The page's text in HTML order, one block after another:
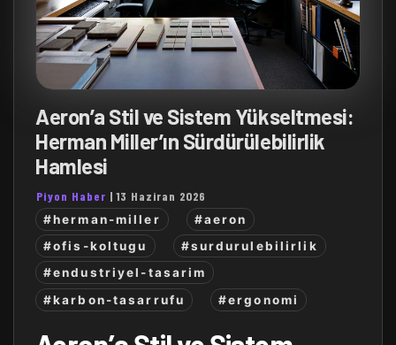
Aeron’a Stil ve Sistem Yükseltmesi:
Herman Miller’ın Sürdürülebilirlik
Hamlesi
Piyon Haber |13 Haziran 2026
#herman-miller
#aeron
#ofis-koltugu
#surdurulebilirlik
#endustriyel-tasarim
#karbon-tasarrufu
#ergonomi